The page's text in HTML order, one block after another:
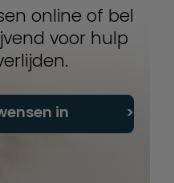
online of bel
voor hulp
in